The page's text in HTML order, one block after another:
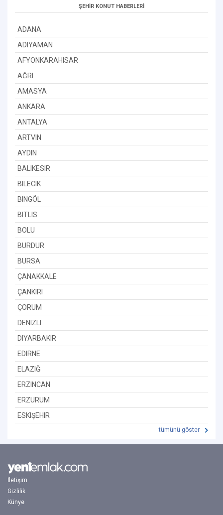
ŞEHİR KONUT HABERLERİ
ADANA
ADIYAMAN
AFYONKARAHISAR
AĞRI
AMASYA
ANKARA
ANTALYA
ARTVIN
AYDIN
BALIKESIR
BILECIK
BINGÖL
BITLIS
BOLU
BURDUR
BURSA
ÇANAKKALE
ÇANKIRI
ÇORUM
DENIZLI
DIYARBAKIR
EDIRNE
ELAZIĞ
ERZINCAN
ERZURUM
ESKIŞEHIR
tümünü göster
İletişim
Gizlilik
Künye